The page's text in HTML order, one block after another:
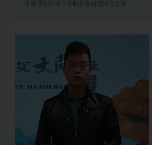
下载遇到问题？可联系客服或留言反馈